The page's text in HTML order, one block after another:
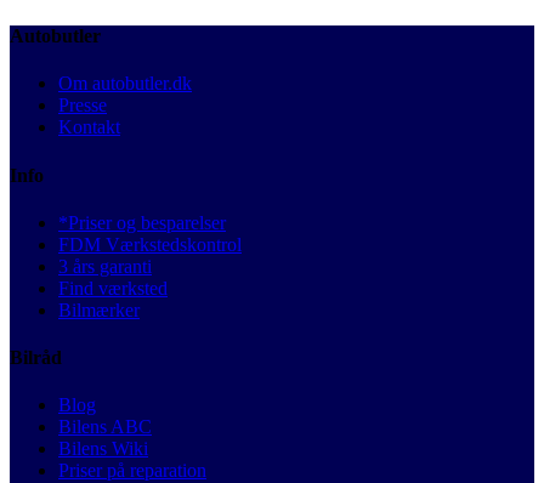
Autobutler
Om autobutler.dk
Presse
Kontakt
Info
*Priser og besparelser
FDM Værkstedskontrol
3 års garanti
Find værksted
Bilmærker
Bilråd
Blog
Bilens ABC
Bilens Wiki
Priser på reparation